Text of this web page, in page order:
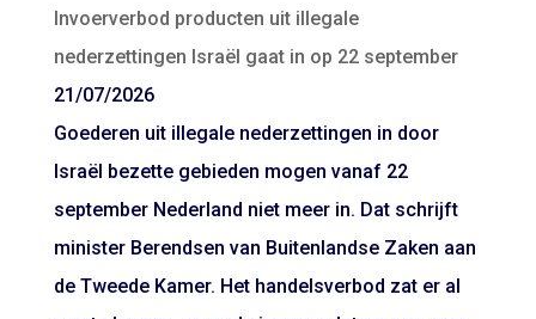
Invoerverbod producten uit illegale
nederzettingen Israël gaat in op 22 september
21/07/2026
Goederen uit illegale nederzettingen in door
Israël bezette gebieden mogen vanaf 22
september Nederland niet meer in. Dat schrijft
minister Berendsen van Buitenlandse Zaken aan
de Tweede Kamer. Het handelsverbod zat er al